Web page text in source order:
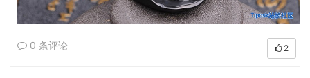
0 条评论 2